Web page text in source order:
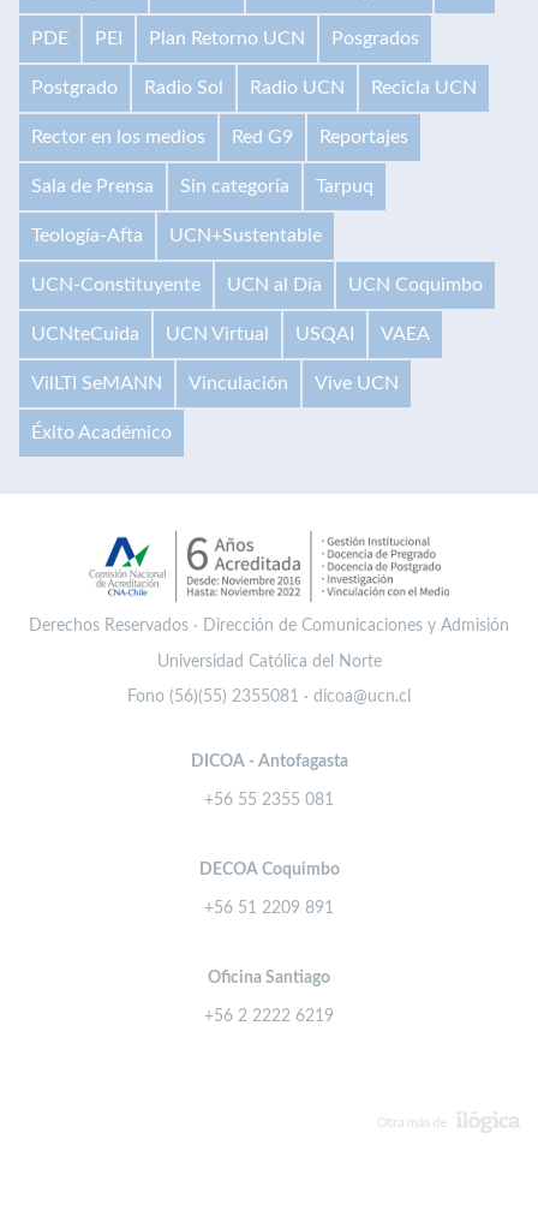
PDE PEI Plan Retorno UCN Posgrados
Postgrado Radio Sol Radio UCN Recicla UCN
Rector en los medios Red G9 Reportajes
Sala de Prensa Sin categoría Tarpuq
Teología-Afta UCN+Sustentable
UCN-Constituyente UCN al Día UCN Coquimbo
UCNteCuida UCN Virtual USQAI VAEA
VilLTI SeMANN Vinculación Vive UCN
Éxito Académico
Derechos Reservados · Dirección de Comunicaciones y Admisión
Universidad Católica del Norte
Fono (56)(55) 2355081 · dicoa@ucn.cl
DICOA - Antofagasta
+56 55 2355 081
DECOA Coquimbo
+56 51 2209 891
Oficina Santiago
+56 2 2222 6219